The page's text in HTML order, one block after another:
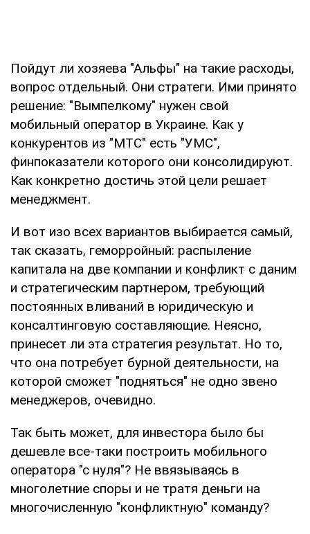
Пойдут ли хозяева "Альфы" на такие расходы,
вопрос отдельный. Они стратеги. Ими принято
решение: "Вымпелкому" нужен свой
мобильный оператор в Украине. Как у
конкурентов из "МТС" есть "УМС",
финпоказатели которого они консолидируют.
Как конкретно достичь этой цели решает
менеджмент.
И вот изо всех вариантов выбирается самый,
так сказать, геморройный: распыление
капитала на две компании и конфликт с даним
и стратегическим партнером, требующий
постоянных вливаний в юридическую и
консалтинговую составляющие. Неясно,
принесет ли эта стратегия результат. Но то,
что она потребует бурной деятельности, на
которой сможет "подняться" не одно звено
менеджеров, очевидно.
Так быть может, для инвестора было бы
дешевле все-таки построить мобильного
оператора "с нуля"? Не ввязываясь в
многолетние споры и не тратя деньги на
многочисленную "конфликтную" команду?